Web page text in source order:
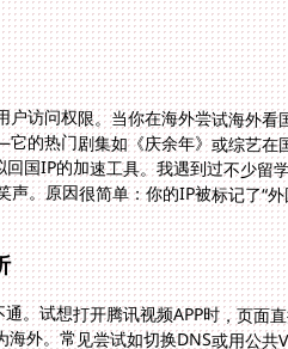
访问权限。当你在海外尝试海外看
的热门剧集如《庆余年》或综艺在
国IP的加速工具。我遇到过不少留
堵墙听隔壁笑声。原因很简单：你的IP被标
试想打开腾讯视频APP时，页面
外。常见尝试如切换DNS或用公共
《长歌行》，结果速度慢到卡成